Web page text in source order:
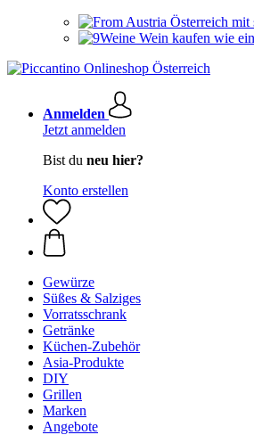
Österreich
Wein kaufen wie
Anmelden
Jetzt anmelden
Bist du neu hier?
Konto erstellen
Gewürze
Süßes & Salziges
Vorratsschrank
Getränke
Küchen-Zubehör
Asia-Produkte
DIY
Grillen
Marken
Angebote